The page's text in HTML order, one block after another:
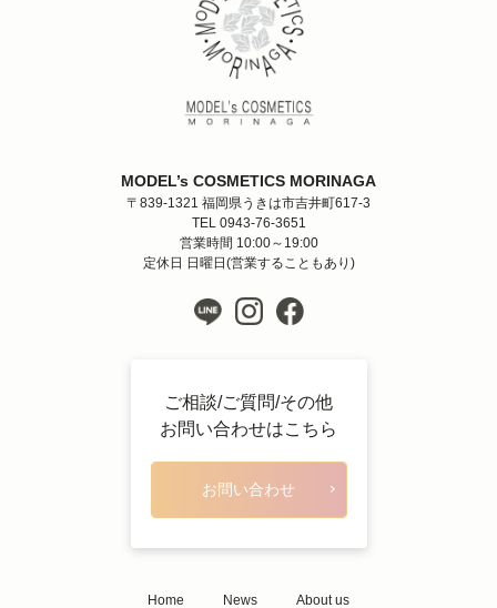
MODEL’s COSMETICS MORINAGA
〒839-1321 福岡県うきは市吉井町617-3
TEL 0943-76-3651
営業時間 10:00～19:00
定休日 日曜日(営業することもあり)
ご相談/ご質問/その他
お問い合わせはこちら
お問い合わせ
Home News About us